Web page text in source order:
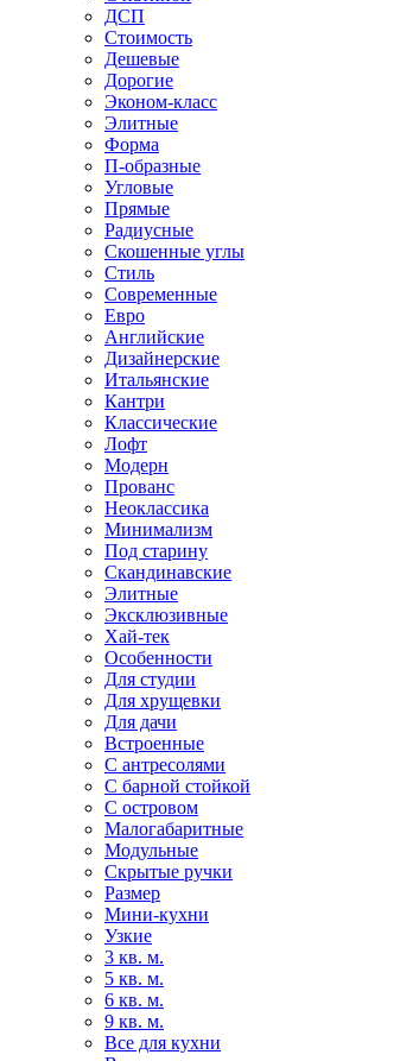
ДСП
Стоимость
Дешевые
Дорогие
Эконом-класс
Элитные
Форма
П-образные
Угловые
Прямые
Радиусные
Скошенные углы
Стиль
Современные
Евро
Английские
Дизайнерские
Итальянские
Кантри
Классические
Лофт
Модерн
Прованс
Неоклассика
Минимализм
Под старину
Скандинавские
Элитные
Эксклюзивные
Хай-тек
Особенности
Для студии
Для хрущевки
Для дачи
Встроенные
С антресолями
С барной стойкой
С островом
Малогабаритные
Модульные
Скрытые ручки
Размер
Мини-кухни
Узкие
3 кв. м.
5 кв. м.
6 кв. м.
9 кв. м.
Все для кухни